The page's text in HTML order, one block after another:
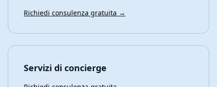
Richiedi consulenza gratuita →
Servizi di concierge